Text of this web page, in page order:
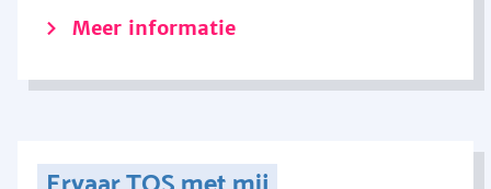
Meer informatie